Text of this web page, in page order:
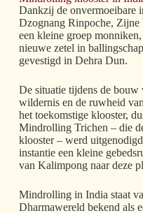
Dankzij de onvermoeibare
Dzognang Rinpoche,
een kleine groep
nieuwe zetel in
gevestigd in Dehra Dun.
De situatie tijdens de
wildernis en de ruwheid
het toekomstige klooster,
Mindrolling Trichen – die
klooster – werd
instantie een kleine
van Kalimpong naar deze
Mindrolling in India staat
Dharmawereld bekend als